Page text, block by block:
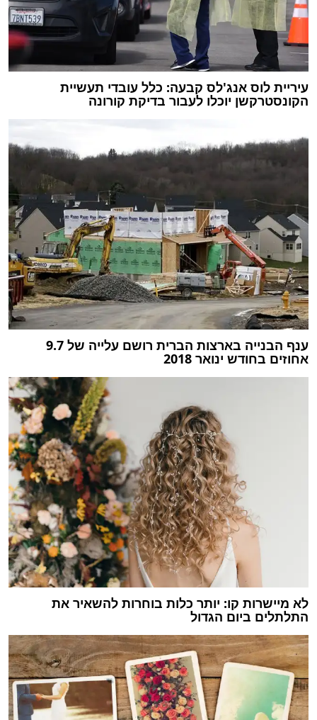
עיריית לוס אנג'לס קבעה: כלל עובדי תעשיית
הקונסטרקשן יוכלו לעבור בדיקת קורונה
ענף הבנייה בארצות הברית רושם עלייה של 9.7
אחוזים בחודש ינואר 2018
לא מיישרות קו: יותר כלות בוחרות להשאיר את
התלתלים ביום הגדול